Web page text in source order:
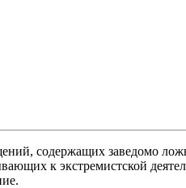
содержащих заведомо
к экстремистской